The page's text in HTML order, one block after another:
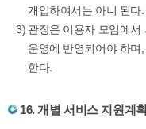
개입하여서는 아니 된다.
관장은 이용자 모임에
운영에 반영되어야 하
한다.
16. 개별 서비스 지원계